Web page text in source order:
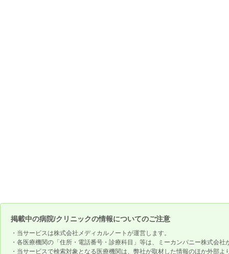
掲載中の病院/クリニックの情報についてのご注意
・当サービスは株式会社メディカルノートが運営します。
・各医療機関の「住所・電話番号・診療科目」等は、ミーカンパニー株式会
・当サービスで検索対象となる医療機関は、弊社が取材した情報のほか外部